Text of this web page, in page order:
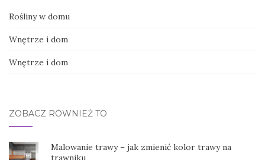
Rośliny w domu
Wnętrze i dom
Wnętrze i dom
ZOBACZ RÓWNIEŻ TO
Malowanie trawy – jak zmienić kolor trawy na
trawniku